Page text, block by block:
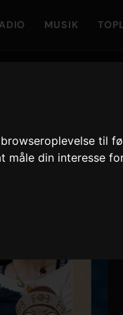
til
måle din interesse
MUSIK